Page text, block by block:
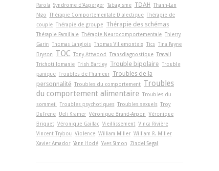
Parola Syndrome d'Asperger Tabagisme TDAH Thanh-Lan
Ngo Thérapie Comportementale Dialectique Thérapie de
couple Thérapie de groupe Thérapie des schémas
Thérapie Familiale Thérapie Neurocomportementale Thierry
Garin Thomas Langlois Thomas Villemonteix Tics Tina Payne
Bryson
TOC Tony Attwood Transdiagnostique Travail
Trichotillomanie Trish Bartley Trouble bipolaire Trouble
panique Troubles de l'humeur Troubles de la
personnalité Troubles du comportement Troubles
du comportement alimentaire Troubles du
sommeil Troubles psychotiques Troubles sexuels Troy
DuFrene Ueli Kramer Véronique Brand-Arpon Véronique
Briquet Véronique Gaillac Vieillissement Vinca Rivière
Vincent Trybou Violence William Miller William R. Miller
Xavier Amador Yann Hodé Yves Simon Zindel Segal